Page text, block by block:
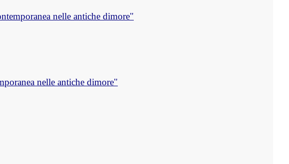
nelle antiche dimore"
nelle antiche dimore"